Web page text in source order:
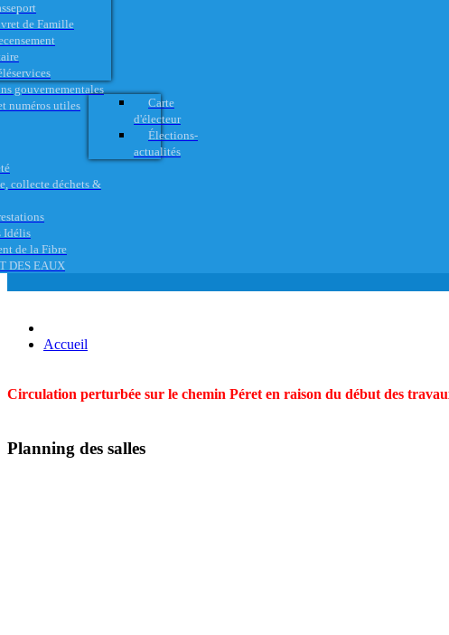
de Famille
gouvernementales
numéros utiles
Carte
d'électeur
Élections-
actualités
collecte déchets &
Idélis
de la Fibre
DES EAUX
Accueil
Circulation perturbée sur le chemin Péret en raison du début des
Planning des salles